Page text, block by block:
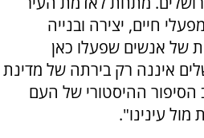
חיים, יצירה ובנייה
של אנשים שפעלו כאן
איננה רק בירתה של מדינת
הסיפור ההיסטורי של העם
עינינו".